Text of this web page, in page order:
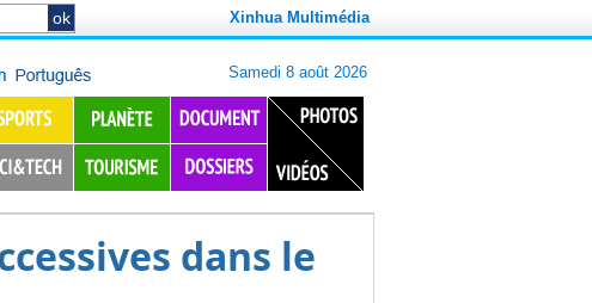
Xinhua Multimédia
dans le